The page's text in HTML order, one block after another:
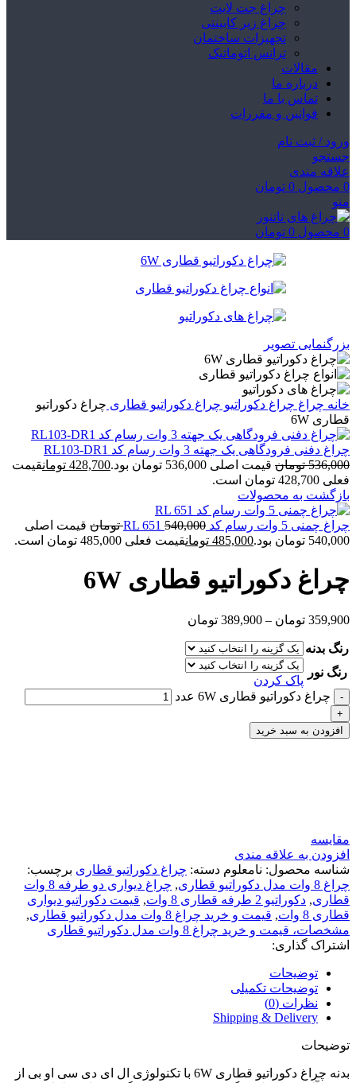
چراغ جت لایت
چراغ زیر کابینتی
تجهیزات ساختمان
ترانس اتوماتیک
مقالات
درباره ما
تماس با ما
قوانین و مقررات
ورود / ثبت نام
جستجو
علاقه مندی
0 محصول 0 تومان
منو
0 محصول 0 تومان
بزرگنمایی تصویر
خانه چراغ چراغ دکوراتیو چراغ دکوراتیو قطاری چراغ دکوراتیو
قطاری 6W
چراغ دفنی فرودگاهی یک جهته 3 وات رسام کد RL103-DR1
536,000 تومان قیمت اصلی 536,000 تومان بود. 428,700 تومانقیمت
فعلی 428,700 تومان است.
بازگشت به محصولات
چراغ چمنی 5 وات رسام کد RL 651 540,000 تومان قیمت اصلی
540,000 تومان بود.
485,000 تومانقیمت فعلی 485,000 تومان است.
چراغ دکوراتیو قطاری 6W
359,900 تومان –
389,900 تومان
رنگ بدنه
رنگ نور
پاک کردن
چراغ دکوراتیو قطاری 6W عدد
افزودن به سبد خرید
مقایسه
افزودن به علاقه مندی
شناسه محصول: نامعلوم دسته: چراغ دکوراتیو قطاری برچسب:
چراغ 8 وات مدل دکوراتیو قطاری
,
چراغ دیواری دو طرفه 8 وات
قطاری, دکوراتیو‌ 2 طرفه قطاری 8 وات , قیمت دکوراتیو دیواری
قطاری 8 وات
, قیمت و خرید چراغ 8 وات مدل دکوراتیو قطاری
,
مشخصات، قیمت و خرید چراغ 8 وات مدل دکوراتیو قطاری
اشتراک گذاری:
توضیحات
توضیحات تکمیلی
نظرات (0)
Shipping & Delivery
توضیحات
بدنه چراغ دکوراتیو قطاری 6W با تکنولوژی ال ای دی سی او بی از